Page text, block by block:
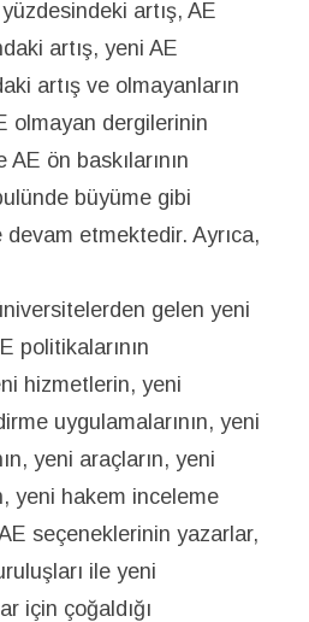
artış, AE
artış, yeni AE
artış ve olmayanların
olmayan dergilerinin
ön baskılarının
büyüme gibi
etmektedir. Ayrıca,
gelen yeni
politikalarının
hizmetlerin, yeni
uygulamalarının, yeni
yeni araçların, yeni
yeni hakem inceleme
seçeneklerinin yazarlar,
ile yeni
için çoğaldığı